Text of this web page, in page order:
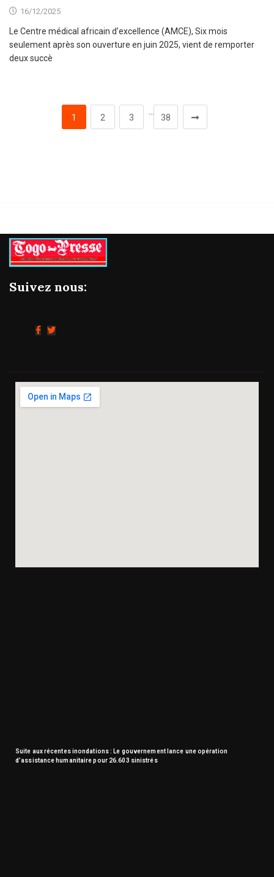
16/12/2025
Le Centre médical africain d’excellence (AMCE), Six mois
seulement après son ouverture en juin 2025, vient de remporter
deux succè
1 2 3
…
38
Suivez nous:
Suite aux récentes inondations : Le gouvernement lance une opération
d’assistance humanitaire pour 26.603 sinistrés